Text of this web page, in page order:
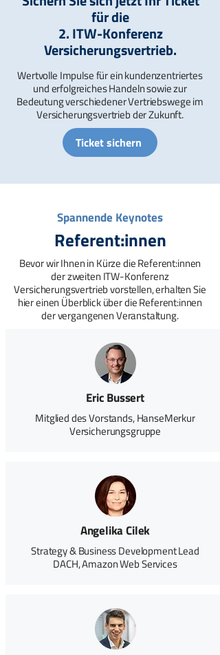
für die
2. ITW-Konferenz
Versicherungsvertrieb.
Wertvolle Impulse für ein kundenzentriertes
und erfolgreiches Handeln sowie zur
Bedeutung verschiedener Vertriebswege im
Versicherungsvertrieb der Zukunft.
Ticket sichern
Spannende Keynotes
Referent:innen
Bevor wir Ihnen in Kürze die Referent:innen
der zweiten ITW-Konferenz
Versicherungsvertrieb vorstellen, erhalten Sie
hier einen Überblick über die Referent:innen
der vergangenen Veranstaltung.
Eric Bussert
Mitglied des Vorstands, HanseMerkur
Versicherungsgruppe
Angelika Cilek
Strategy & Business Development Lead
DACH, Amazon Web Services